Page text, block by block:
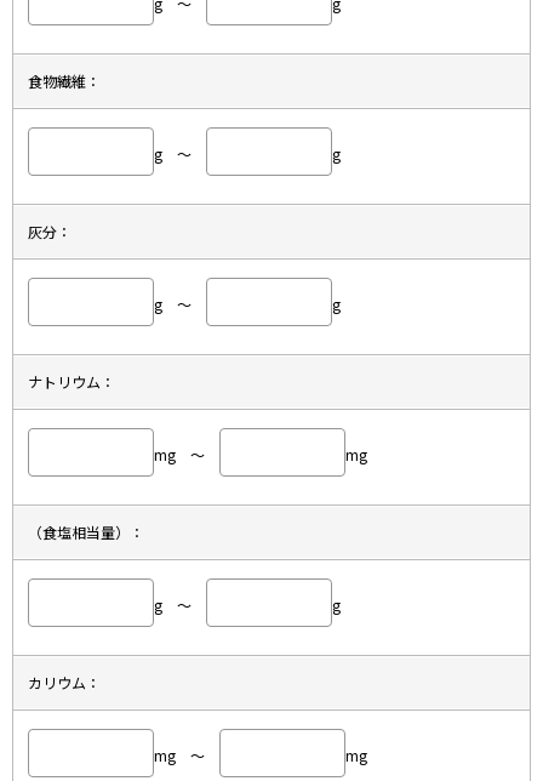
食物繊維：
g ～ g
灰分：
g ～ g
ナトリウム：
mg ～ mg
（食塩相当量）：
g ～ g
カリウム：
mg ～ mg